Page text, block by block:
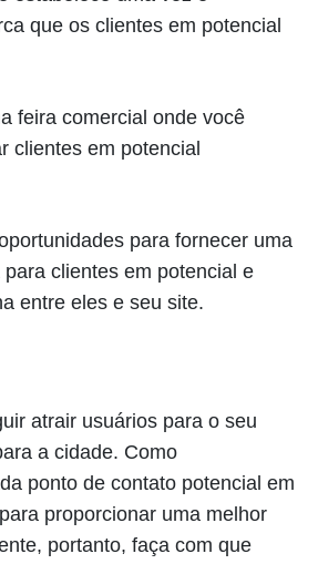
que os clientes em potencial
feira comercial onde você
clientes em potencial
para fornecer uma
clientes em potencial e
entre eles e seu site.
atrair usuários para o seu
a cidade. Como
ponto de contato potencial em
proporcionar uma melhor
portanto, faça com que